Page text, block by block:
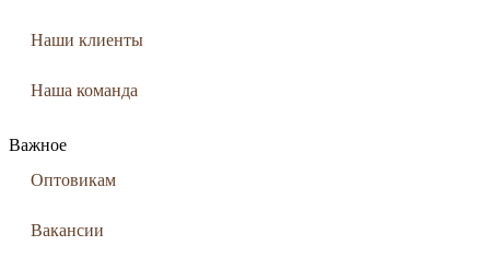
Наши клиенты
Наша команда
Важное
Оптовикам
Вакансии